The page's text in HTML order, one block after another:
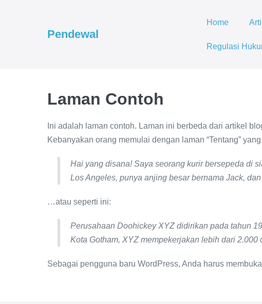
Pendewal
Home
Regulasi
Laman Contoh
Ini adalah laman contoh. Laman ini berbeda dari artikel
Kebanyakan orang memulai dengan laman “Tentang”
Hai yang disana! Saya seorang kurir bersepeda di
Los Angeles, punya anjing besar bernama Jack,
…atau seperti ini:
Perusahaan Doohickey XYZ didirikan pada tahun
Kota Gotham, XYZ mempekerjakan lebih dari
Sebagai pengguna baru WordPress, Anda harus membuka